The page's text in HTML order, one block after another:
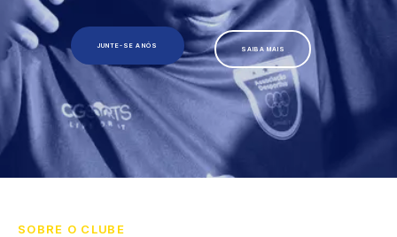
SAIBA MAIS
JUNTE-SE A NÓS
SOBRE O CLUBE